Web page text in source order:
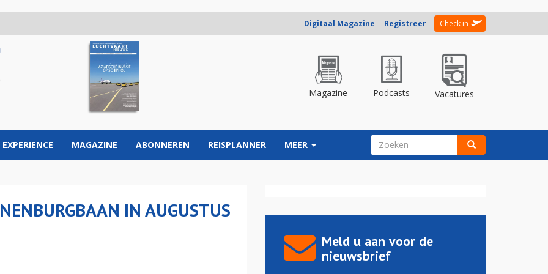
Digitaal Magazine Registreer Check in
Magazine Podcasts Vacatures
EXPERIENCE MAGAZINE ABONNEREN REISPLANNER MEER ZOEKVELD
IN AUGUSTUS
Meld u aan voor de
nieuwsbrief